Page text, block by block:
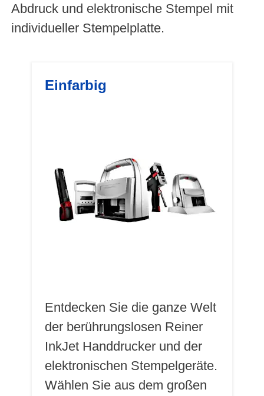
Abdruck und elektronische Stempel mit
individueller Stempelplatte.
Einfarbig
Entdecken Sie die ganze Welt
der berührungslosen Reiner
InkJet Handdrucker und der
elektronischen Stempelgeräte.
Wählen Sie aus dem großen